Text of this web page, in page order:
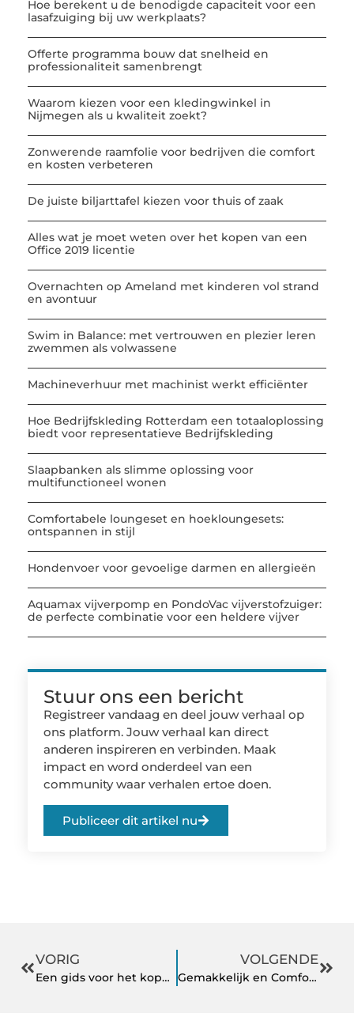
Hoe berekent u de benodigde capaciteit voor een
lasafzuiging bij uw werkplaats?
Offerte programma bouw dat snelheid en
professionaliteit samenbrengt
Waarom kiezen voor een kledingwinkel in
Nijmegen als u kwaliteit zoekt?
Zonwerende raamfolie voor bedrijven die comfort
en kosten verbeteren
De juiste biljarttafel kiezen voor thuis of zaak
Alles wat je moet weten over het kopen van een
Office 2019 licentie
Overnachten op Ameland met kinderen vol strand
en avontuur
Swim in Balance: met vertrouwen en plezier leren
zwemmen als volwassene
Machineverhuur met machinist werkt efficiënter
Hoe Bedrijfskleding Rotterdam een totaaloplossing
biedt voor representatieve Bedrijfskleding
Slaapbanken als slimme oplossing voor
multifunctioneel wonen
Comfortabele loungeset en hoekloungesets:
ontspannen in stijl
Hondenvoer voor gevoelige darmen en allergieën
Aquamax vijverpomp en PondoVac vijverstofzuiger:
de perfecte combinatie voor een heldere vijver
Stuur ons een bericht
Registreer vandaag en deel jouw verhaal op
ons platform. Jouw verhaal kan direct
anderen inspireren en verbinden. Maak
impact en word onderdeel van een
community waar verhalen ertoe doen.
Publiceer dit artikel nu
VORIG
Een gids voor het kopen en overschrijven van een caravan
VOLGENDE
Gemakkelijk en Comfortabel – Tuinmeubelen Online Kopen en Genieten van Loungesets